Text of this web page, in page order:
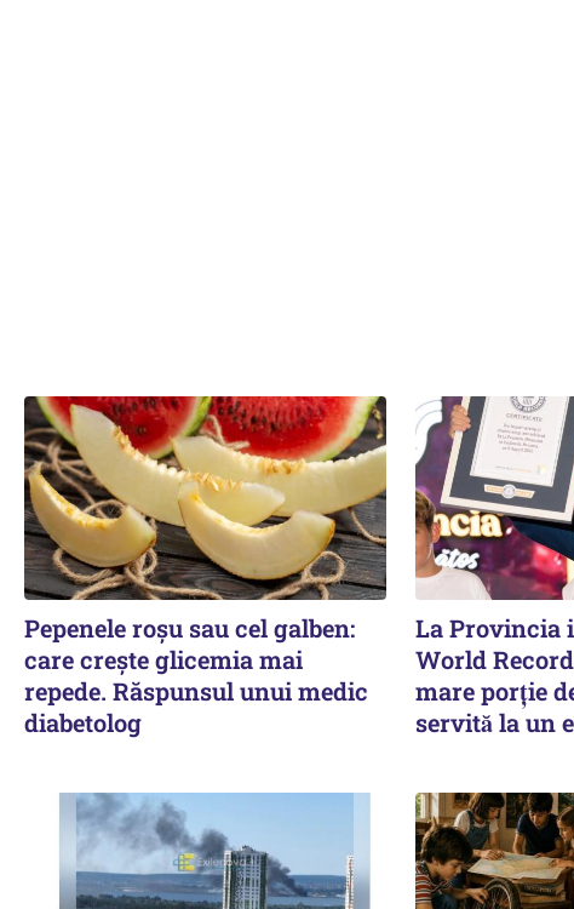
Pepenele roșu sau cel galben:
care crește glicemia mai
repede. Răspunsul unui medic
diabetolog
La Provincia
World
mare porție
servită la un